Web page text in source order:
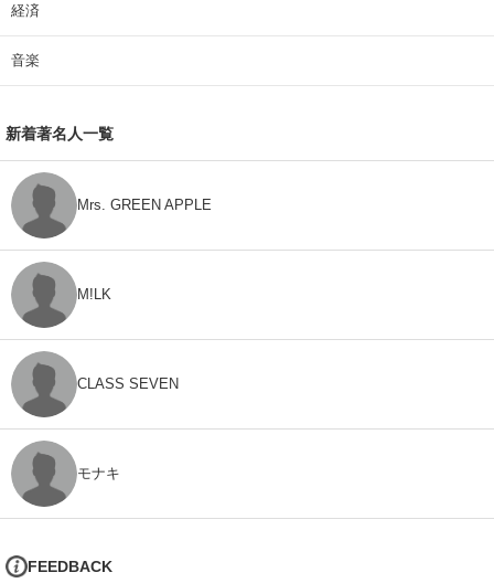
経済
音楽
新着著名人一覧
Mrs. GREEN APPLE
M!LK
CLASS SEVEN
モナキ
FEEDBACK